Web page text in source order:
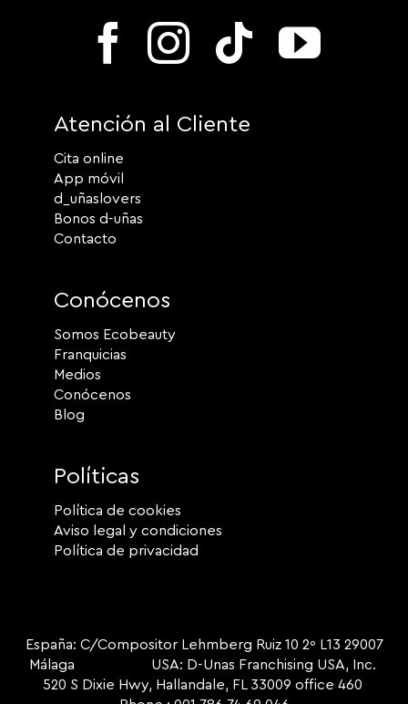
Atención al Cliente
Cita online
App móvil
d_uñaslovers
Bonos d-uñas
Contacto
Conócenos
Somos Ecobeauty
Franquicias
Medios
Conócenos
Blog
Políticas
Política de cookies
Aviso legal y condiciones
Política de privacidad
España: C/Compositor Lehmberg Ruiz 10 2º L13 29007
Málaga USA: D-Unas Franchising USA, Inc.
520 S Dixie Hwy, Hallandale, FL 33009 office 460